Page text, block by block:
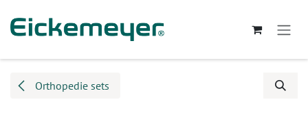
Orthopedie sets